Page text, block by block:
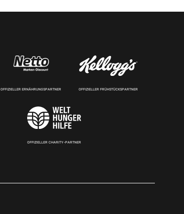
OFFIZIELLER ERNÄHRUNGSPARTNER OFFIZIELLER FRÜHSTÜCKSPARTNER
OFFIZIELLER CHARITY-PARTNER